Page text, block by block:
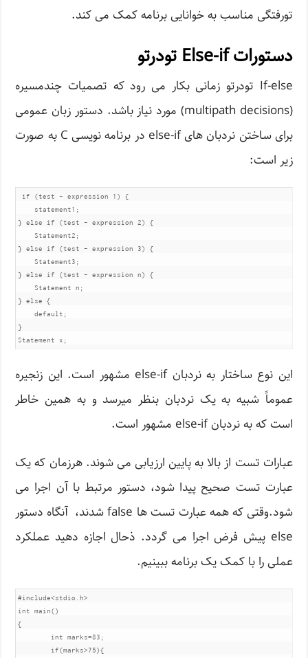
تورفتگی مناسب به خوانایی برنامه کمک می کند.
دستورات Else-if تودرتو
If-else تودرتو زمانی بکار می رود که تصمیات چندمسیره
(multipath decisions) مورد نیاز باشد. دستور زبان عمومی
برای ساختن نردبان های else-if در برنامه نویسی C به صورت
زیر است:
if (test - expression 1) {
    statement1;
} else if (test - expression 2) {
    Statement2;
} else if (test - expression 3) {
    Statement3;
} else if (test - expression n) {
    Statement n;
} else {
    default;
}
Statement x;
این نوع ساختار به نردبان else-if مشهور است. این زنجیره
عموماً شبیه به یک نردبان بنظر میرسد و به همین خاطر
است که به نردبان else-if مشهور است.
عبارات تست از بالا به پایین ارزیابی می شوند. هرزمان که یک
عبارت تست صحیح پیدا شود، دستور مرتبط با آن اجرا می
شود.وقتی که همه عبارت تست ها false شدند، آنگاه دستور
else پیش فرض اجرا می گردد. ذحال اجازه دهید عملکرد
عملی را با کمک یک برنامه ببینیم.
#include<stdio.h>
int main()
{